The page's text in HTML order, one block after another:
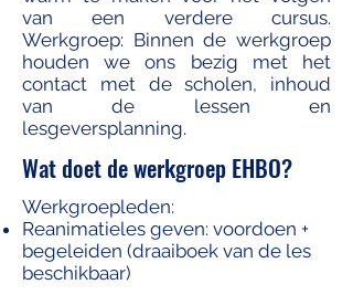
van een verdere cursus.
Werkgroep: Binnen de werkgroep
houden we ons bezig met het
contact met de scholen, inhoud
van de lessen en
lesgeversplanning.
Wat doet de werkgroep EHBO?
Werkgroepleden:​
Reanimatieles geven: voordoen +
begeleiden (draaiboek van de les
beschikbaar)